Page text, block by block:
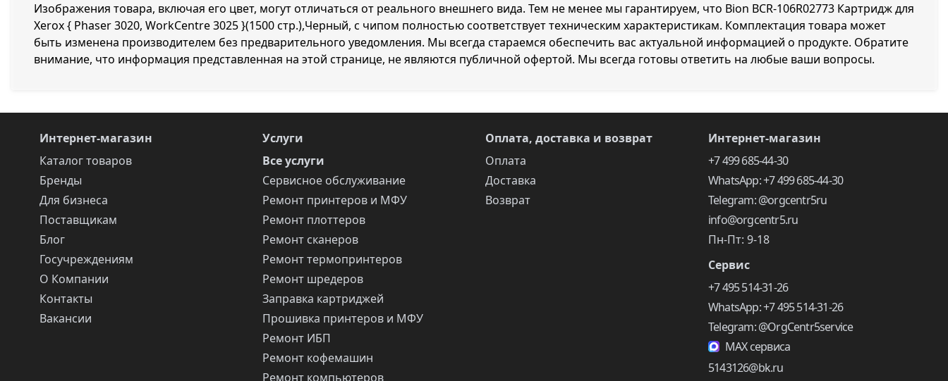
Изображения товара, включая его цвет, могут отличаться от реального внешнего вида. Тем не менее мы гарантируем, что Bion BCR-106R02773 Картридж для
Xerox { Phaser 3020, WorkCentre 3025 }(1500 стр.),Черный, с чипом полностью соответствует техническим характеристикам. Комплектация товара может
быть изменена производителем без предварительного уведомления. Мы всегда стараемся обеспечить вас актуальной информацией о продукте. Обратите
внимание, что информация представленная на этой странице, не являются публичной офертой. Мы всегда готовы ответить на любые ваши вопросы.
Интернет-магазин
Каталог товаров
Бренды
Для бизнеса
Поставщикам
Блог
Госучреждениям
О Компании
Контакты
Вакансии
Услуги
Все услуги
Сервисное обслуживание
Ремонт принтеров и МФУ
Ремонт плоттеров
Ремонт сканеров
Ремонт термопринтеров
Ремонт шредеров
Заправка картриджей
Прошивка принтеров и МФУ
Ремонт ИБП
Ремонт кофемашин
Ремонт компьютеров
Оплата, доставка и возврат
Оплата
Доставка
Возврат
Интернет-магазин
+7 499 685-44-30
WhatsApp: +7 499 685-44-30
Telegram: @orgcentr5ru
info@orgcentr5.ru
Пн-Пт: 9-18
Сервис
+7 495 514-31-26
WhatsApp: +7 495 514-31-26
Telegram: @OrgCentr5service
MAX сервиса
5143126@bk.ru